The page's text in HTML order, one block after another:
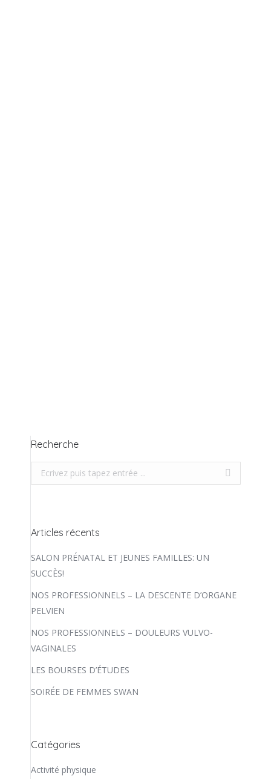
Recherche
Recherche
Articles récents
SALON PRÉNATAL ET JEUNES FAMILLES: UN
SUCCÈS!
NOS PROFESSIONNELS – LA DESCENTE D’ORGANE
PELVIEN
NOS PROFESSIONNELS – DOULEURS VULVO-
VAGINALES
LES BOURSES D’ÉTUDES
SOIRÉE DE FEMMES SWAN
Catégories
Activité physique